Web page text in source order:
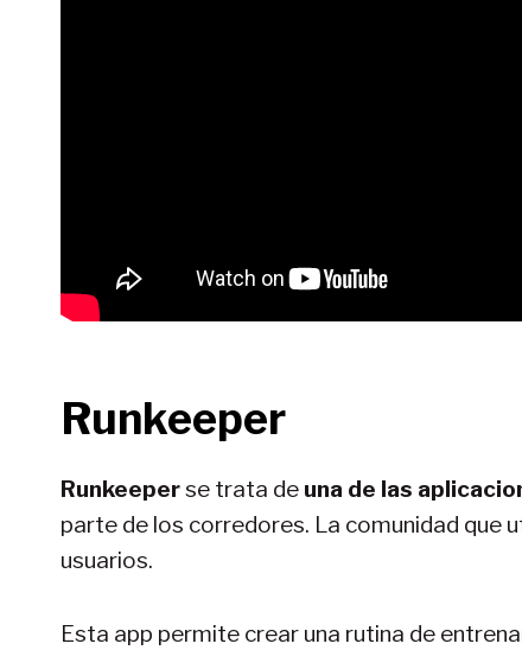
Runkeeper
Runkeeperse trata de una de las
parte de los corredores. La comunidad que
usuarios.
Esta app permite crear una rutina de